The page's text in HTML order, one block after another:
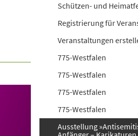
Schützen- und
Registrierung für
Veranstaltungen
775-Westfalen
775-Westfalen
775-Westfalen
775-Westfalen
Ausstellung